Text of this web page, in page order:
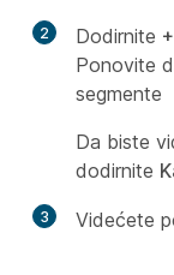
2 Dodirnite
Ponovite
segmente
Da biste
dodirnite
3 Videćete